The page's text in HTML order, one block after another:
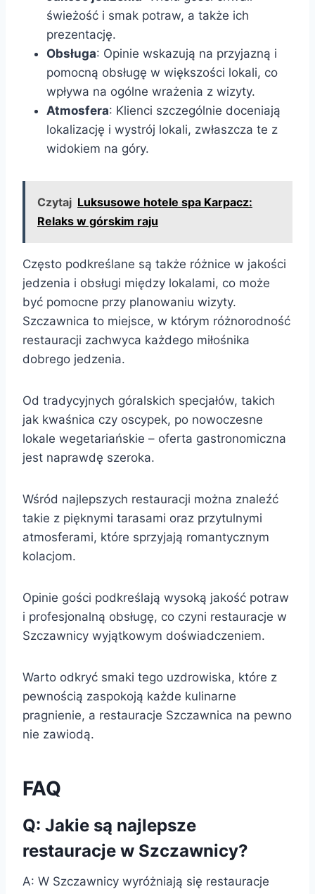
świeżość i smak potraw, a także ich
prezentację.
Obsługa: Opinie wskazują na przyjazną i
pomocną obsługę w większości lokali, co
wpływa na ogólne wrażenia z wizyty.
Atmosfera: Klienci szczególnie doceniają
lokalizację i wystrój lokali, zwłaszcza te z
widokiem na góry.
Czytaj Luksusowe hotele spa Karpacz:
Relaks w górskim raju
Często podkreślane są także różnice w jakości
jedzenia i obsługi między lokalami, co może
być pomocne przy planowaniu wizyty.
Szczawnica to miejsce, w którym różnorodność
restauracji zachwyca każdego miłośnika
dobrego jedzenia.
Od tradycyjnych góralskich specjałów, takich
jak kwaśnica czy oscypek, po nowoczesne
lokale wegetariańskie – oferta gastronomiczna
jest naprawdę szeroka.
Wśród najlepszych restauracji można znaleźć
takie z pięknymi tarasami oraz przytulnymi
atmosferami, które sprzyjają romantycznym
kolacjom.
Opinie gości podkreślają wysoką jakość potraw
i profesjonalną obsługę, co czyni restauracje w
Szczawnicy wyjątkowym doświadczeniem.
Warto odkryć smaki tego uzdrowiska, które z
pewnością zaspokoją każde kulinarne
pragnienie, a restauracje Szczawnica na pewno
nie zawiodą.
FAQ
Q: Jakie są najlepsze
restauracje w Szczawnicy?
A: W Szczawnicy wyróżniają się restauracje